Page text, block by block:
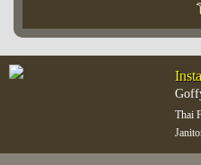
Thai